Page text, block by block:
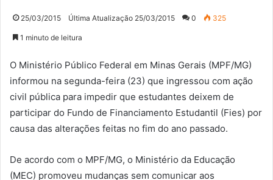
25/03/2015 Última Atualização 25/03/2015 0 325
1 minuto de leitura
O Ministério Público Federal em Minas Gerais (MPF/MG)
informou na segunda-feira (23) que ingressou com ação
civil pública para impedir que estudantes deixem de
participar do Fundo de Financiamento Estudantil (Fies) por
causa das alterações feitas no fim do ano passado.
De acordo com o MPF/MG, o Ministério da Educação
(MEC) promoveu mudanças sem comunicar aos